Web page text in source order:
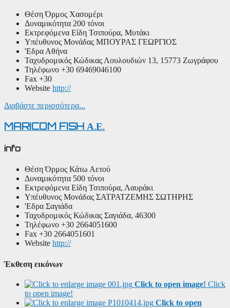
Θέση Όρμος Χασομέρι
Δυναμικότητα 200 τόνοι
Εκτρεφόμενα Είδη Τσιπούρα, Μυτάκι
Υπέυθυνος Μονάδας ΜΠΟΥΡΑΣ ΓΕΩΡΓΙΟΣ
'Εδρα Αθήνα
Ταχυδρομικός Κώδικας Λουλουδιών 13, 15773 Ζωγράφου
Τηλέφωνο +30 69469046100
Fax +30
Website http://
Διαβάστε περισσότερα...
MARICOM FISH Α.Ε.
info
Θέση Όρμος Κάτω Αετού
Δυναμικότητα 500 τόνοι
Εκτρεφόμενα Είδη Τσιπούρα, Λαυράκι
Υπέυθυνος Μονάδας ΣΑΤΡΑΤΖΕΜΗΣ ΣΩΤΗΡΗΣ
'Εδρα Σαγιάδα
Ταχυδρομικός Κώδικας Σαγιάδα, 46300
Τηλέφωνο +30 2664051600
Fax +30 2664051601
Website http://
Έκθεση εικόνων
Click to open image! Click
to open image!
Click to open